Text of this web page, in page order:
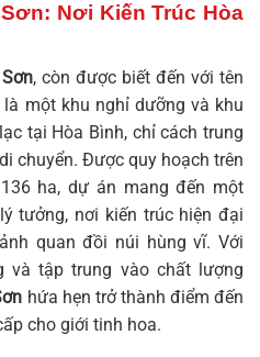
Nơi Kiến Trúc Hòa
, còn được biết đến với tên
một khu nghỉ dưỡng và khu
tại Hòa Bình, chỉ cách trung
chuyển. Được quy hoạch trên
ha, dự án mang đến một
tưởng, nơi kiến trúc hiện đại
quan đồi núi hùng vĩ. Với
và tập trung vào chất lượng
hứa hẹn trở thành điểm đến
cho giới tinh hoa.